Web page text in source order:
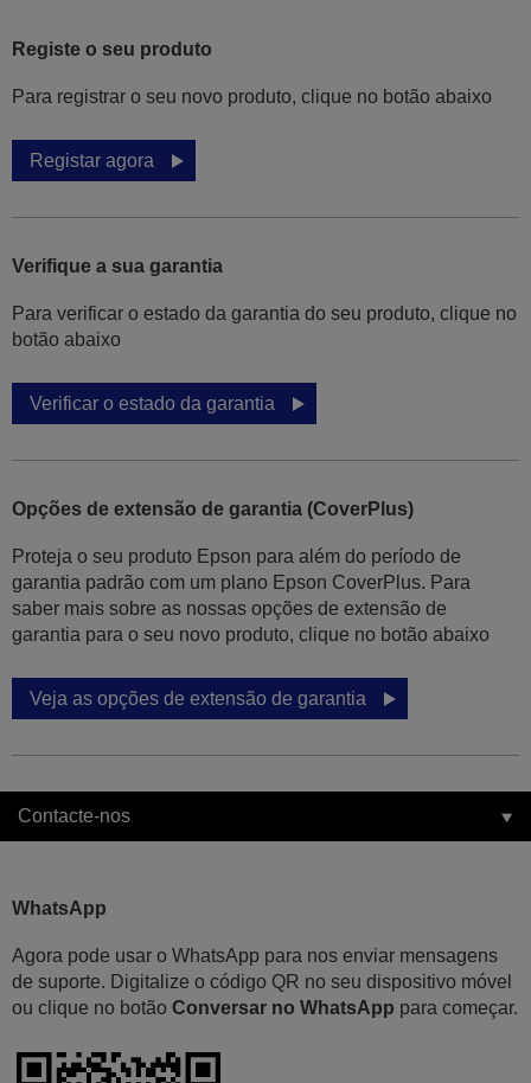
Registe o seu produto
Para registrar o seu novo produto, clique no botão abaixo
Registar agora
Verifique a sua garantia
Para verificar o estado da garantia do seu produto, clique no
botão abaixo
Verificar o estado da garantia
Opções de extensão de garantia (CoverPlus)
Proteja o seu produto Epson para além do período de
garantia padrão com um plano Epson CoverPlus. Para
saber mais sobre as nossas opções de extensão de
garantia para o seu novo produto, clique no botão abaixo
Veja as opções de extensão de garantia
Contacte-nos
WhatsApp
Agora pode usar o WhatsApp para nos enviar mensagens
de suporte. Digitalize o código QR no seu dispositivo móvel
ou clique no botão Conversar no WhatsApp para começar.